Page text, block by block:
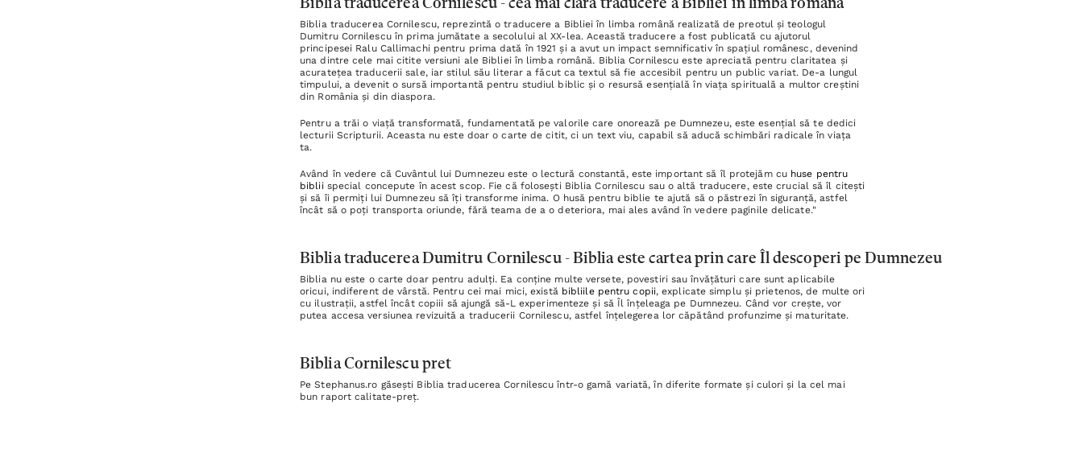
Biblia traducerea Cornilescu - cea mai clară traducere a Bibliei în limba română
Biblia traducerea Cornilescu, reprezintă o traducere a Bibliei în limba română realizată de preotul și teologul
Dumitru Cornilescu în prima jumătate a secolului al XX-lea. Această traducere a fost publicată cu ajutorul
principesei Ralu Callimachi pentru prima dată în 1921 și a avut un impact semnificativ în spațiul românesc, devenind
una dintre cele mai citite versiuni ale Bibliei în limba română. Biblia Cornilescu este apreciată pentru claritatea și
acuratețea traducerii sale, iar stilul său literar a făcut ca textul să fie accesibil pentru un public variat. De-a lungul
timpului, a devenit o sursă importantă pentru studiul biblic și o resursă esențială în viața spirituală a multor creștini
din România și din diaspora.
Pentru a trăi o viață transformată, fundamentată pe valorile care onorează pe Dumnezeu, este esențial să te dedici
lecturii Scripturii. Aceasta nu este doar o carte de citit, ci un text viu, capabil să aducă schimbări radicale în viața
ta.
Având în vedere că Cuvântul lui Dumnezeu este o lectură constantă, este important să îl protejăm cu huse pentru
bibliispecial concepute în acest scop. Fie că folosești Biblia Cornilescu sau o altă traducere, este crucial să îl citești
și să îi permiți lui Dumnezeu să îți transforme inima. O husă pentru biblie te ajută să o păstrezi în siguranță, astfel
încât să o poți transporta oriunde, fără teama de a o deteriora, mai ales având în vedere paginile delicate."
Biblia traducerea Dumitru Cornilescu - Biblia este cartea prin care Îl descoperi pe Dumnezeu
Biblia nu este o carte doar pentru adulți. Ea conține multe versete, povestiri sau învățături care sunt aplicabile
oricui, indiferent de vârstă. Pentru cei mai mici, există bibliile pentru copii, explicate simplu și prietenos, de multe ori
cu ilustrații, astfel încât copiii să ajungă să-L experimenteze și să Îl înțeleaga pe Dumnezeu. Când vor crește, vor
putea accesa versiunea revizuită a traducerii Cornilescu, astfel înțelegerea lor căpătând profunzime și maturitate.
Biblia Cornilescu pret
Pe Stephanus.ro găsești Biblia traducerea Cornilescu într-o gamă variată, în diferite formate și culori și la cel mai
bun raport calitate-preț.